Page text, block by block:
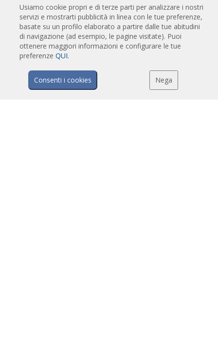
Barriere a lama d'aria con sistema di sanificazione e disinfezione
Barriere d'aria economiche
TECNOLOGIA
Come funziona la barriera d'aria?
Usiamo cookie propri e di terze parti per analizzare i nostri
servizi e mostrarti pubblicità in linea con le tue preferenze,
basate su un profilo elaborato a partire dalle tue abitudini
di navigazione (ad esempio, le pagine visitate). Puoi
ottenere maggiori informazioni e configurare le tue
preferenze QUI.
Consenti i cookies Nega